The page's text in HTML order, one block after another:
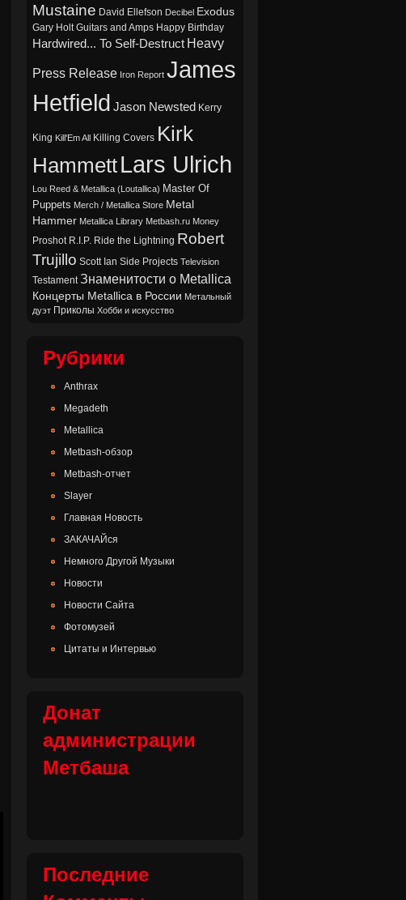
Mustaine David Ellefson Decibel Exodus
Gary Holt Guitars and Amps Happy Birthday
Hardwired... To Self-Destruct Heavy
Press Release Iron Report James
Hetfield Jason Newsted Kerry
King Kill'Em All Killing Covers Kirk
HammettLars Ulrich
Lou Reed & Metallica (Loutallica) Master Of
Puppets Merch / Metallica Store Metal
Hammer Metallica Library Metbash.ru Money
Proshot R.I.P. Ride the Lightning Robert
Trujillo Scott Ian Side Projects Television
Testament Знаменитости о Metallica
Концерты Metallica в России Метальный
дуэт Приколы Хобби и искусство
Рубрики
Anthrax
Megadeth
Metallica
Metbash-обзор
Metbash-отчет
Slayer
Главная Новость
ЗАКАЧАЙся
Немного Другой Музыки
Новости
Новости Сайта
Фотомузей
Цитаты и Интервью
Донат
администрации
Метбаша
Последние